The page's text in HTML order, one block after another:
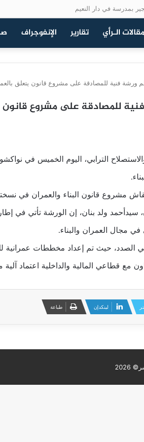
بمدرسة في دار النعيم
مقالات الـرأي تقارير الإنفوجراف
ورشة فنية للمصادقة على مشروع قانون يتعلق
للمصادقة على مشروع قانون
الترابي، اليوم الخميس في
مشروع قانون البناء والعمران في نسخته
سيدأحمد ولد بنان، إن الورشة تأتي في
مجال العمران والبناء.
مع قطاعي المالية والداخلية اعتماد
لينكدإن طباعة